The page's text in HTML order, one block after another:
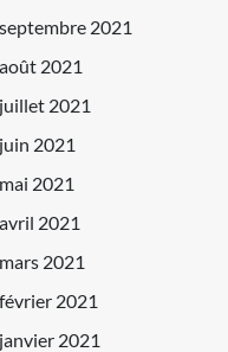
septembre 2021
août 2021
juillet 2021
juin 2021
mai 2021
avril 2021
mars 2021
février 2021
janvier 2021